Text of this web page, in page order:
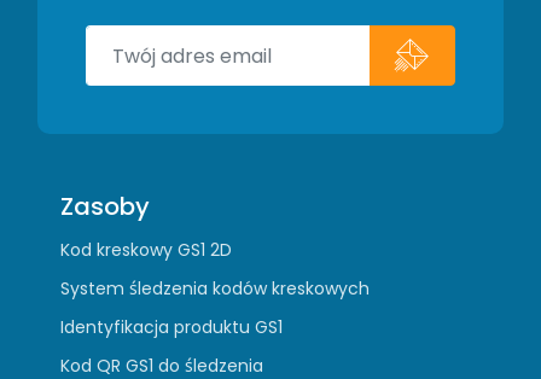
Zasoby
Kod kreskowy GS1 2D
System śledzenia kodów kreskowych
Identyfikacja produktu GS1
Kod QR GS1 do śledzenia